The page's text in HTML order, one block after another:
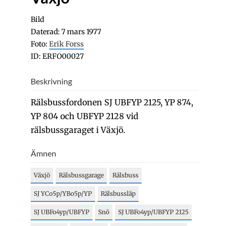
Bild
Daterad: 7 mars 1977
Foto: Erik Forss
ID: ERFO00027
Beskrivning
Rälsbussfordonen SJ UBFYP 2125, YP 874,
YP 804 och UBFYP 2128 vid
rälsbussgaraget i Växjö.
Ämnen
Växjö Rälsbussgarage Rälsbuss
SJ YCo5p/YBo5p/YP Rälsbussläp
SJ UBFo4yp/UBFYP Snö SJ UBFo4yp/UBFYP 2125